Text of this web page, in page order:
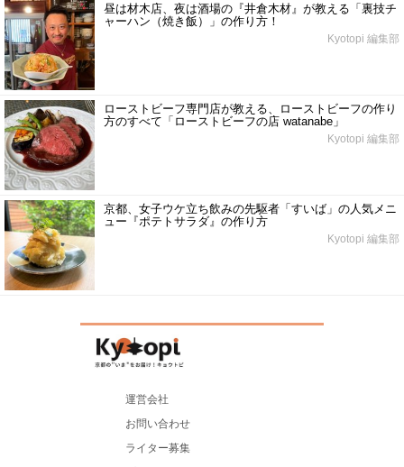
昼は材木店、夜は酒場の『井倉木材』が教える「裏技チ
ャーハン（焼き飯）」の作り方！
Kyotopi 編集部
ローストビーフ専門店が教える、ローストビーフの作り
方のすべて「ローストビーフの店 watanabe」
Kyotopi 編集部
京都、女子ウケ立ち飲みの先駆者「すいば」の人気メニ
ュー『ポテトサラダ』の作り方
Kyotopi 編集部
運営会社
お問い合わせ
ライター募集